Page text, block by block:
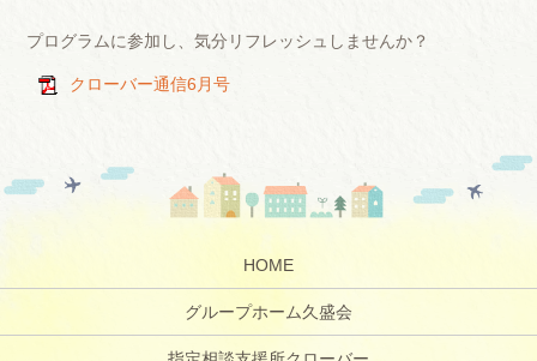
プログラムに参加し、気分リフレッシュしませんか？
クローバー通信6月号
HOME
グループホーム久盛会